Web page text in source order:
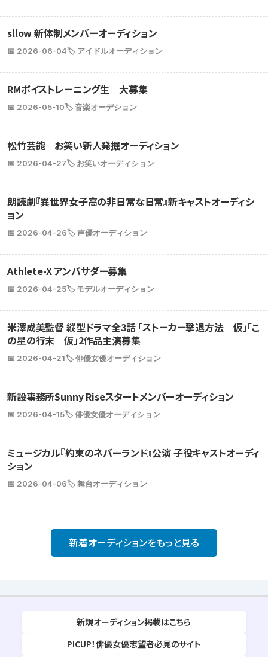
sllow 新体制メンバーオーディション
📅 2026-06-04🏷️ アイドルオーディション
RMボイストレーニング生 大募集
📅 2026-05-10🏷️ 音楽オーデション
松竹芸能 お笑い新人発掘オーディション
📅 2026-04-27🏷️ お笑いオーディション
朗読劇『異世界女子高の非日常な日常』新キャストオーディシ
ョン
📅 2026-04-26🏷️ 声優オーディション
Athlete-X アンバサダー募集
📅 2026-04-25🏷️ モデルオーディション
米澤成美監督 縦型ドラマ全3話 「ストーカー撃退方法 仮」「こ
の星の行末 仮」2作品主演募集
📅 2026-04-21🏷️ 俳優女優オーディション
新設事務所Sunny Riseスタートメンバーオーディション
📅 2026-04-15🏷️ 俳優女優オーディション
ミュージカル『約束のネバーランド』公演 子役キャストオーディ
ション
📅 2026-04-06🏷️ 舞台オーディション
新着オーディションをもっと見る
新規オーディション掲載はこちら
PICUP！俳優女優志望者必見のサイト